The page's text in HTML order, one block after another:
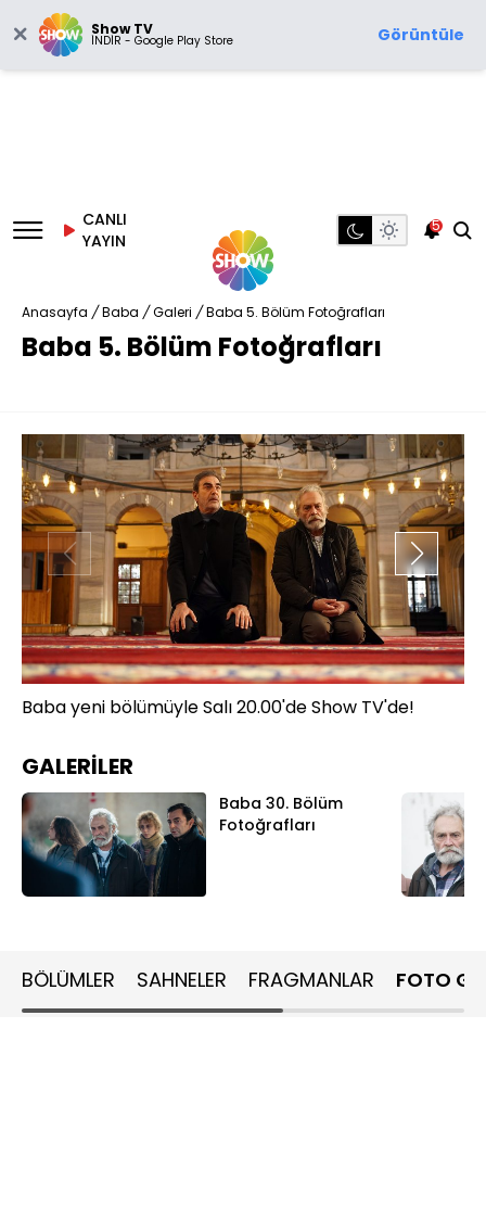
Show TV
İNDİR - Google Play Store Görüntüle
CANLI
YAYIN
5
Anasayfa / Baba / Galeri / Baba 5. Bölüm Fotoğrafları
Baba 5. Bölüm Fotoğrafları
Baba yeni bölümüyle Salı 20.00'de Show TV'de!
GALERİLER
Baba 30. Bölüm
Fotoğrafları
BÖLÜMLER SAHNELER FRAGMANLAR FOTO